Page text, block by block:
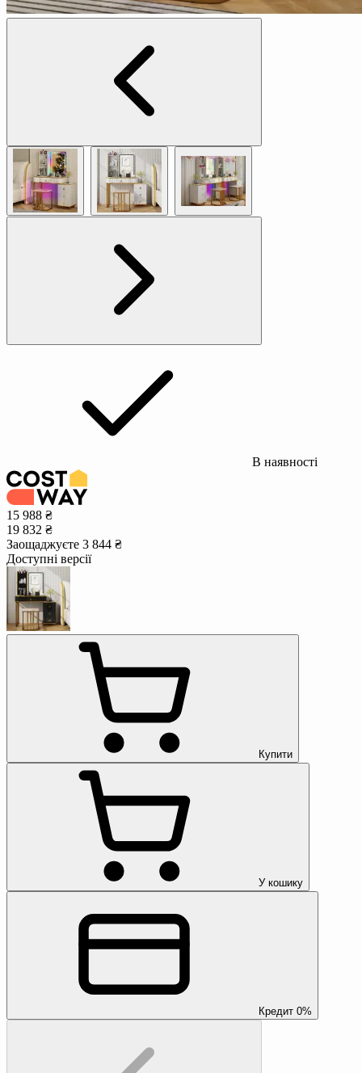
В наявності
15 988 ₴
19 832 ₴
Заощаджуєте 3 844 ₴
Доступні версії
Купити
У кошику
Кредит 0%